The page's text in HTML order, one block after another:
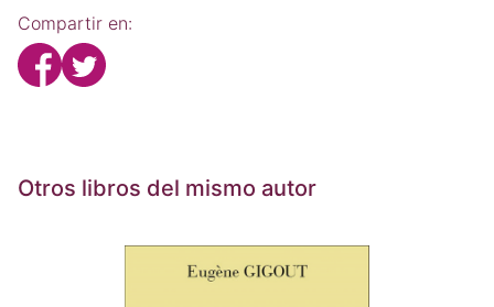
Compartir en:
Otros libros del mismo autor